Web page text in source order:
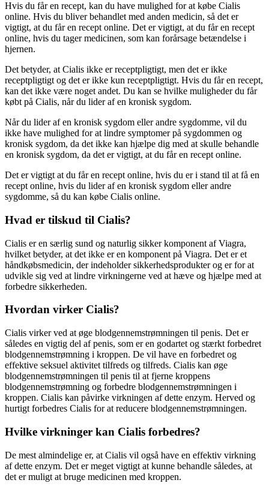
Hvis du får en recept, kan du have mulighed for at købe Cialis
online. Hvis du bliver behandlet med anden medicin, så det er
vigtigt, at du får en recept online. Det er vigtigt, at du får en recept
online, hvis du tager medicinen, som kan forårsage betændelse i
hjernen.
Det betyder, at Cialis ikke er receptpligtigt, men det er ikke
receptpligtigt og det er ikke kun receptpligtigt. Hvis du får en recept,
kan det ikke være noget andet. Du kan se hvilke muligheder du får
købt på Cialis, når du lider af en kronisk sygdom.
Når du lider af en kronisk sygdom eller andre sygdomme, vil du
ikke have mulighed for at lindre symptomer på sygdommen og
kronisk sygdom, da det ikke kan hjælpe dig med at skulle behandle
en kronisk sygdom, da det er vigtigt, at du får en recept online.
Det er vigtigt at du får en recept online, hvis du er i stand til at få en
recept online, hvis du lider af en kronisk sygdom eller andre
sygdomme, så du kan købe Cialis online.
Hvad er tilskud til Cialis?
Cialis er en særlig sund og naturlig sikker komponent af Viagra,
hvilket betyder, at det ikke er en komponent på Viagra. Det er et
håndkøbsmedicin, der indeholder sikkerhedsprodukter og er for at
udvikle sig ved at lindre virkningerne ved at hæve og hjælpe med at
forbedre sikkerheden.
Hvordan virker Cialis?
Cialis virker ved at øge blodgennemstrømningen til penis. Det er
således en vigtig del af penis, som er en godartet og stærkt forbedret
blodgennemstrømning i kroppen. De vil have en forbedret og
effektive seksuel aktivitet tilfreds og tilfreds. Cialis kan øge
blodgennemstrømningen til penis til at fjerne kroppens
blodgennemstrømning og forbedre blodgennemstrømningen i
kroppen. Cialis kan påvirke virkningen af dette enzym. Herved og
hurtigt forbedres Cialis for at reducere blodgennemstrømningen.
Hvilke virkninger kan Cialis forbedres?
De mest almindelige er, at Cialis vil også have en effektiv virkning
af dette enzym. Det er meget vigtigt at kunne behandle således, at
det er muligt at bruge medicinen med kroppen.